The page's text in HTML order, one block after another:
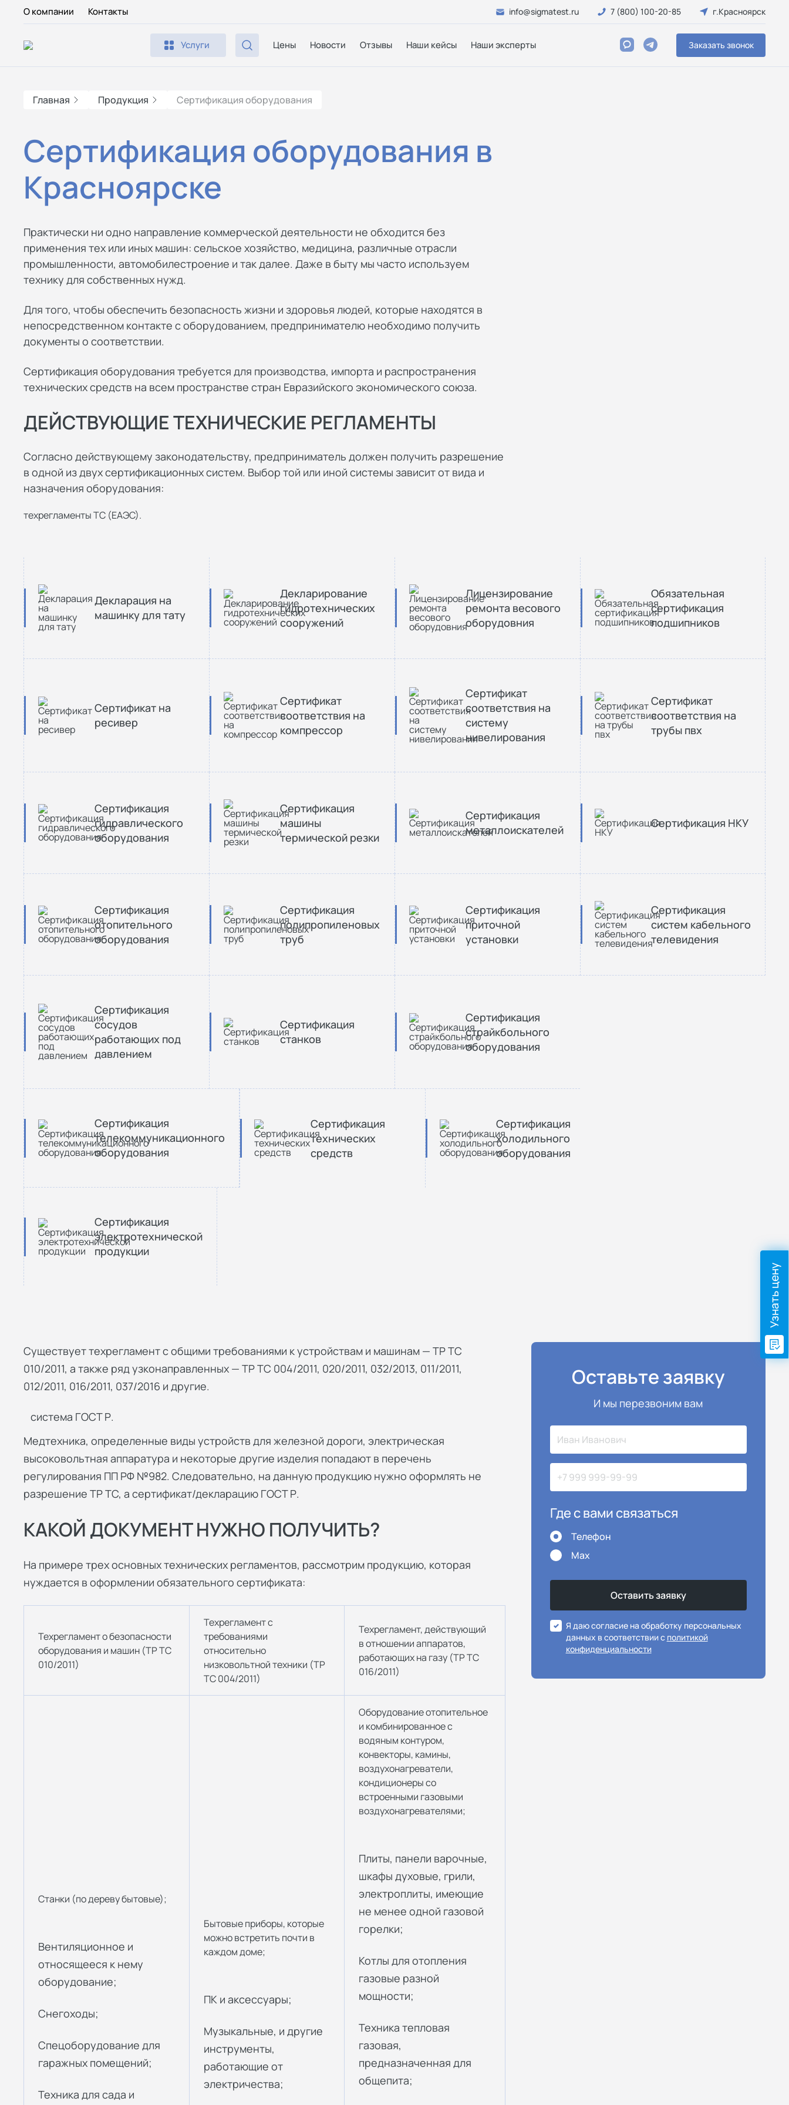
О компании Контакты info@sigmatest.ru 7 (800) 100-20-85 г.Красноярск
Услуги Цены Новости Отзывы Наши кейсы Наши эксперты Заказать звонок
Главная Продукция Сертификация оборудования
Сертификация оборудования в
Красноярске
Практически ни одно направление коммерческой деятельности не обходится без
применения тех или иных машин: сельское хозяйство, медицина, различные отрасли
промышленности, автомобилестроение и так далее. Даже в быту мы часто используем
технику для собственных нужд.
Для того, чтобы обеспечить безопасность жизни и здоровья людей, которые находятся в
непосредственном контакте с оборудованием, предпринимателю необходимо получить
документы о соответствии.
Сертификация оборудования требуется для производства, импорта и распространения
технических средств на всем пространстве стран Евразийского экономического союза.
ДЕЙСТВУЮЩИЕ ТЕХНИЧЕСКИЕ РЕГЛАМЕНТЫ
Согласно действующему законодательству, предприниматель должен получить разрешение
в одной из двух сертификационных систем. Выбор той или иной системы зависит от вида и
назначения оборудования:
техрегламенты ТС (ЕАЭС).
Декларация на
машинку для тату
Декларирование
гидротехнических
сооружений
Лицензирование
ремонта весового
оборудовния
Обязательная
сертификация
подшипников
Сертификат на
ресивер
Сертификат
соответствия на
компрессор
Сертификат
соответствия на
систему
нивелирования
Сертификат
соответствия на
трубы пвх
Сертификация
гидравлического
оборудования
Сертификация
машины
термической резки
Сертификация
металлоискателей
Сертификация НКУ
Сертификация
отопительного
оборудования
Сертификация
полипропиленовых
труб
Сертификация
приточной
установки
Сертификация
систем кабельного
телевидения
Сертификация
сосудов
работающих под
давлением
Сертификация
станков
Сертификация
страйкбольного
оборудования
Сертификация
телекоммуникационного
оборудования
Сертификация
технических
средств
Сертификация
холодильного
оборудования
Сертификация
электротехнической
продукции
Существует техрегламент с общими требованиями к устройствам и машинам — ТР ТС
010/2011, а также ряд узконаправленных — ТР ТС 004/2011, 020/2011, 032/2013, 011/2011,
012/2011, 016/2011, 037/2016 и другие.
система ГОСТ Р.
Медтехника, определенные виды устройств для железной дороги, электрическая
высоковольтная аппаратура и некоторые другие изделия попадают в перечень
регулирования ПП РФ №982. Следовательно, на данную продукцию нужно оформлять не
разрешение ТР ТС, а сертификат/декларацию ГОСТ Р.
КАКОЙ ДОКУМЕНТ НУЖНО ПОЛУЧИТЬ?
На примере трех основных технических регламентов, рассмотрим продукцию, которая
нуждается в оформлении обязательного сертификата:
Техрегламент о безопасности
оборудования и машин (ТР ТС
010/2011)
Техрегламент с
требованиями
относительно
низковольтной техники (ТР
ТС 004/2011)
Техрегламент, действующий
в отношении аппаратов,
работающих на газу (ТР ТС
016/2011)
Станки (по дереву бытовые);
Вентиляционное и
относящееся к нему
оборудование;
Снегоходы;
Спецоборудование для
гаражных помещений;
Техника для сада и
Бытовые приборы, которые
можно встретить почти в
каждом доме;
ПК и аксессуары;
Музыкальные, и другие
инструменты,
работающие от
электричества;
Оборудование отопительное
и комбинированное с
водяным контуром,
конвекторы, камины,
воздухонагреватели,
кондиционеры со
встроенными газовыми
воздухонагревателями;
Плиты, панели варочные,
шкафы духовые, грили,
электроплиты, имеющие
не менее одной газовой
горелки;
Котлы для отопления
газовые разной
мощности;
Техника тепловая
газовая,
предназначенная для
общепита;
Оставьте заявку
И мы перезвоним вам
Где с вами связаться
Телефон
Max
Я даю согласие на обработку персональных
данных в соответствии с политикой
конфиденциальности
Узнать цену